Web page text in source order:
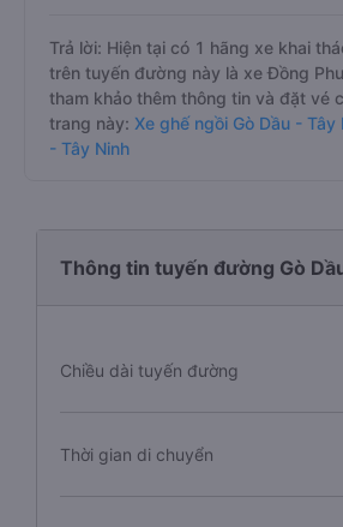
Trả lời: Hiện tại có 1 hãng xe khai
trên tuyến đường này là xe Đồng
tham khảo thêm thông tin và đặt vé
trang này: Xe ghế ngồi Gò Dầu -
- Tây Ninh
Thông tin tuyến đường Gò
Chiều dài tuyến đường
Thời gian di chuyển